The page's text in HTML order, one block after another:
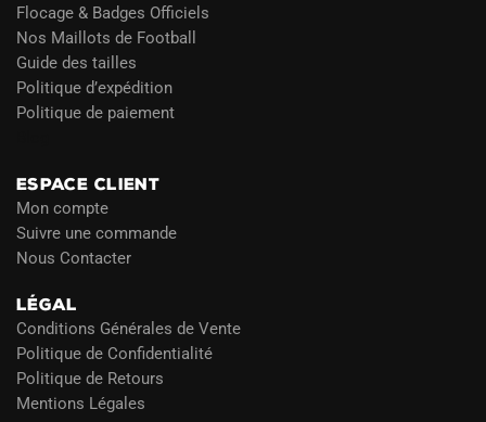
Flocage & Badges Officiels
Nos Maillots de Football
Guide des tailles
Politique d’expédition
Politique de paiement
ESPACE CLIENT
Mon compte
Suivre une commande
Nous Contacter
LÉGAL
Conditions Générales de Vente
Politique de Confidentialité
Politique de Retours
Mentions Légales